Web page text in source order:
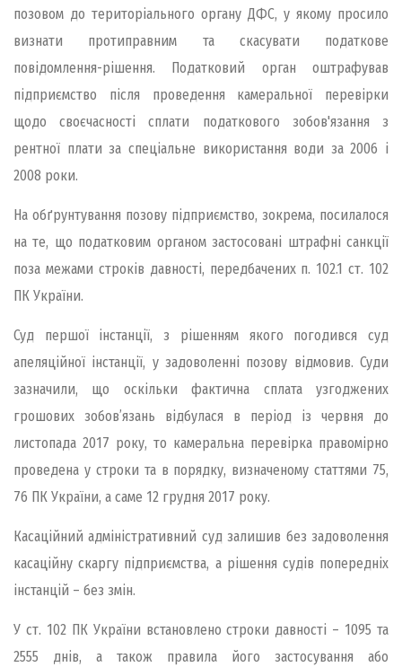
позовом до територіального органу ДФС, у якому просило
визнати протиправним та скасувати податкове
повідомлення-рішення. Податковий орган оштрафував
підприємство після проведення камеральної перевірки
щодо своєчасності сплати податкового зобов'язання з
рентної плати за спеціальне використання води за 2006 і
2008 роки.
На обґрунтування позову підприємство, зокрема, посилалося
на те, що податковим органом застосовані штрафні санкції
поза межами строків давності, передбачених п. 102.1 ст. 102
ПК України.
Суд першої інстанції, з рішенням якого погодився суд
апеляційної інстанції, у задоволенні позову відмовив. Суди
зазначили, що оскільки фактична сплата узгоджених
грошових зобов’язань відбулася в період із червня до
листопада 2017 року, то камеральна перевірка правомірно
проведена у строки та в порядку, визначеному статтями 75,
76 ПК України, а саме 12 грудня 2017 року.
Касаційний адміністративний суд залишив без задоволення
касаційну скаргу підприємства, а рішення судів попередніх
інстанцій – без змін.
У ст. 102 ПК України встановлено строки давності – 1095 та
2555 днів, а також правила його застосування або